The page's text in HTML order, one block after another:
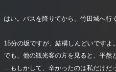
はい。バスを降りてから、竹田城へ行
15分の坂ですが、結構しんどいですよ
でも、他の観光客の方を見ると、平然
…もしかして、辛かったのは私だけだ